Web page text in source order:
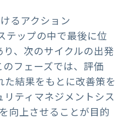
るアクション
テップの中で最後に位
、次のサイクルの出発
フェーズでは、評価
た結果をもとに改善策を
ティマネジメントシス
向上させることが目的